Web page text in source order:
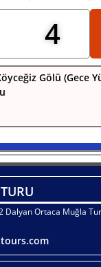
4
Gölü (Gece
Dalyan Ortaca Muğla